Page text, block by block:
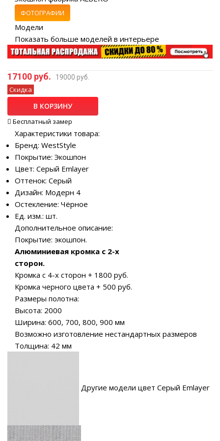
ФОТОГРАФИИ
Модели
Показать больше моделей в интерьере
17100 руб. 19000 руб.
Скидка
В КОРЗИНУ
Бесплатный замер
Характеристики товара:
Бренд: WestStyle
Покрытие: Экошпон
Цвет: Серый Emlayer
Оттенок: Серый
Дизайн: Модерн 4
Остекление: Чёрное
Ед. изм.: шт.
Дополнительное описание:
Покрытие: экошпон.
Алюминиевая кромка c 2-х
сторон.
Кромка c 4-х сторон + 1800 руб.
Кромка черного цвета + 500 руб.
Размеры полотна:
Высота: 2000
Ширина: 600, 700, 800, 900 мм
Возможно изготовление нестандартных размеров
Толщина: 42 мм
Другие модели цвет Серый Emlayer